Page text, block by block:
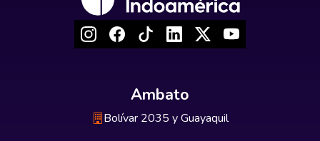
Ambato
Bolívar 2035 y Guayaquil